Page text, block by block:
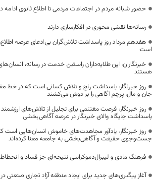
حضور شبانه مردم در اجتماعات مردمی تا اطلاع ثانوی ادامه
رسانه‌ها نقشی محوری در افکارسازی دارند
هفدهم مرداد روز پاسداشت تلاش‌گران بی‌ادعای عرصه
است
خبرنگاران، این طلایه‌داران راستین خدمت در رسانه،
هستند
روز خبرنگار، پاسداشت رنج و تلاش کسانی است که در خط
جان و مال، پرچم آگاهی را بر دوش می‌کشند
روز خبرنگار، فرصت مغتنمی برای تجلیل از تلاش‌های
پاسداشت جایگاه والای خبرنگار در عرصه آگاهی‌بخشی
روز خبرنگار، یادآور مجاهدت‌های خاموش انسان‌هایی است
جست‌وجوی حقیقت و آگاهی‌بخشی به جامعه معنا کرده‌اند
فرهنگ مادی و لیبرال‌دموکراسی نتیجه‌ای جز فساد و انحطاط
آغاز پیگیری‌های جدید برای ایجاد منطقه آزاد تجاری صنعتی